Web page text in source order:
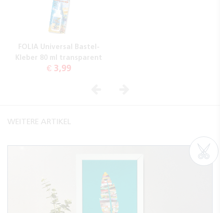
FOLIA Universal Bastel-
Kleber 80 ml transparent
€ 3,99
WEITERE ARTIKEL